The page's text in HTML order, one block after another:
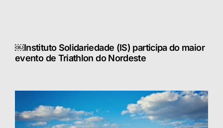
￼Instituto Solidariedade (IS) participa do maior
evento de Triathlon do Nordeste